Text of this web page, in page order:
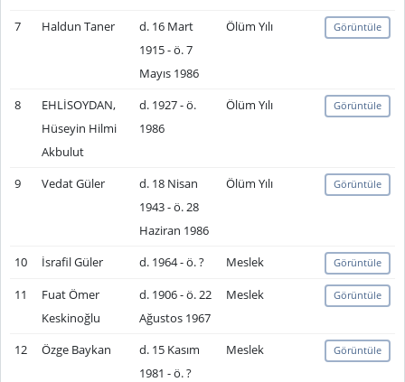
7 Haldun Taner
d. 16 Mart
1915 - ö. 7
Mayıs 1986
Ölüm Yılı Görüntüle
8
EHLİSOYDAN,
Hüseyin Hilmi
Akbulut
d. 1927 - ö.
1986
Ölüm Yılı Görüntüle
9 Vedat Güler
d. 18 Nisan
1943 - ö. 28
Haziran 1986
Ölüm Yılı Görüntüle
10 İsrafil Güler d. 1964 - ö. ? Meslek Görüntüle
11
Fuat Ömer
Keskinoğlu
d. 1906 - ö. 22
Ağustos 1967
Meslek Görüntüle
12 Özge Baykan
d. 15 Kasım
1981 - ö. ?
Meslek Görüntüle